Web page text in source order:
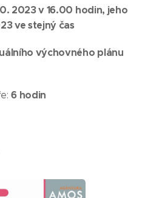
2023 v 16.00 hodin, jeho
ve stejný čas
výchovného plánu
6 hodin